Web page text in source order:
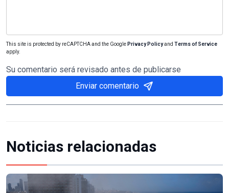
This site is protected by reCAPTCHA and the Google Privacy Policyand Terms of Service
apply.
Su comentario será revisado antes de publicarse
Enviar comentario
Noticias relacionadas